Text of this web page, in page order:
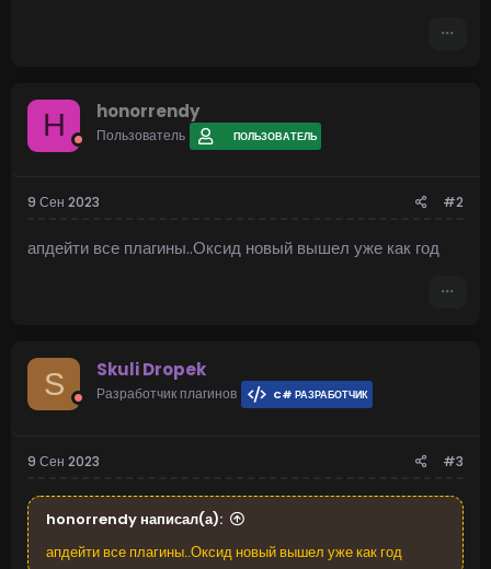
H honorrendy
Пользователь ПОЛЬЗОВАТЕЛЬ
9 Сен 2023 #2
апдейти все плагины..Оксид новый вышел уже как год
S Skuli Dropek
Разработчик плагинов C# РАЗРАБОТЧИК
9 Сен 2023 #3
honorrendy написал(а):
апдейти все плагины..Оксид новый вышел уже как год